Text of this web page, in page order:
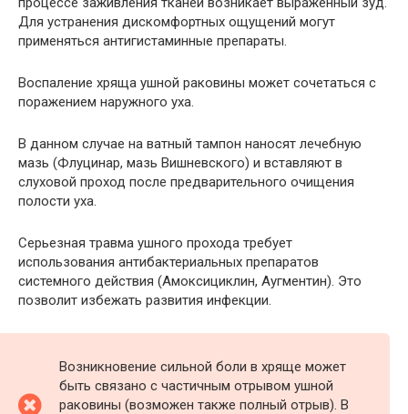
Для устранения дискомфортных ощущений могут
применяться антигистаминные препараты.
Воспаление хряща ушной раковины может сочетаться с
поражением наружного уха.
В данном случае на ватный тампон наносят лечебную
мазь (Флуцинар, мазь Вишневского) и вставляют в
слуховой проход после предварительного очищения
полости уха.
Серьезная травма ушного прохода требует
использования антибактериальных препаратов
системного действия (Амоксициклин, Аугментин). Это
позволит избежать развития инфекции.
Возникновение сильной боли в хряще может
быть связано с частичным отрывом ушной
раковины (возможен также полный отрыв). В